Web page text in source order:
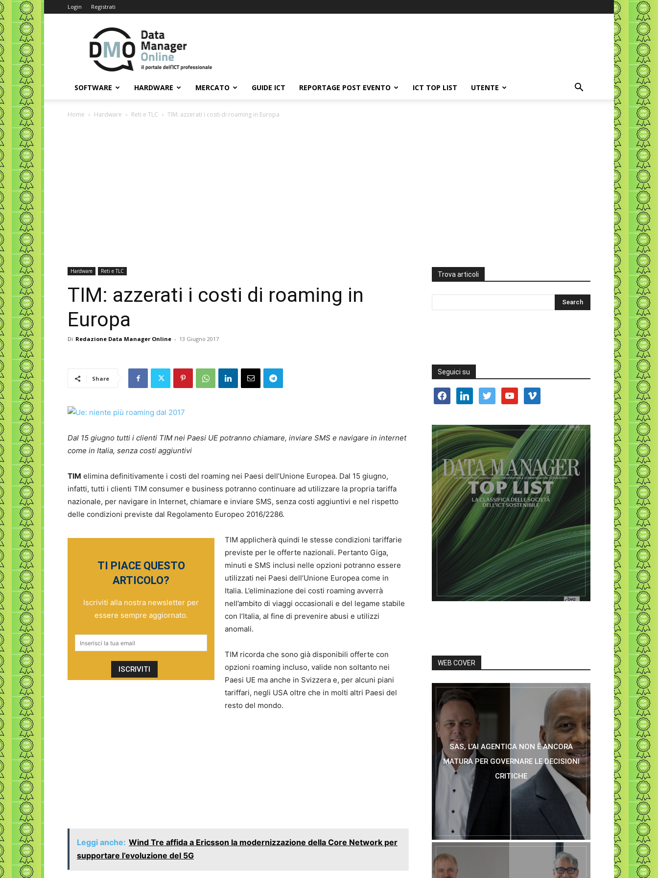
Login Registrati
Data
Manager
Online
SOFTWARE HARDWARE MERCATO GUIDE ICT REPORTAGE POST EVENTO ICT TOP LIST UTENTE
Home Hardware Reti e TLC TIM: azzerati i costi di roaming in Europa
Hardware Reti e TLC
TIM: azzerati i costi di roaming in
Europa
Di Redazione Data Manager Online - 13 Giugno 2017
Share
Dal 15 giugno tutti i clienti TIM nei Paesi UE potranno chiamare, inviare SMS e navigare in internet
come in Italia, senza costi aggiuntivi
TIM elimina definitivamente i costi del roaming nei Paesi dell’Unione Europea. Dal 15 giugno,
infatti, tutti i clienti TIM consumer e business potranno continuare ad utilizzare la propria tariffa
nazionale, per navigare in Internet, chiamare e inviare SMS, senza costi aggiuntivi e nel rispetto
delle condizioni previste dal Regolamento Europeo 2016/2286.
TI PIACE QUESTO
ARTICOLO?
Iscriviti alla nostra newsletter per
essere sempre aggiornato.
TIM applicherà quindi le stesse condizioni tariffarie
previste per le offerte nazionali. Pertanto Giga,
minuti e SMS inclusi nelle opzioni potranno essere
utilizzati nei Paesi dell’Unione Europea come in
Italia. L’eliminazione dei costi roaming avverrà
nell’ambito di viaggi occasionali e del legame stabile
con l’Italia, al fine di prevenire abusi e utilizzi
anomali.
TIM ricorda che sono già disponibili offerte con
opzioni roaming incluso, valide non soltanto nei
Paesi UE ma anche in Svizzera e, per alcuni piani
tariffari, negli USA oltre che in molti altri Paesi del
resto del mondo.
Leggi anche: Wind Tre affida a Ericsson la modernizzazione della Core Network per
supportare l’evoluzione del 5G
Trova articoli
Seguici su
facebooklinkedin twitter youtube vimeo
WEB COVER
SAS, L’AI AGENTICA NON È ANCORA
MATURA PER GOVERNARE LE DECISIONI
CRITICHE